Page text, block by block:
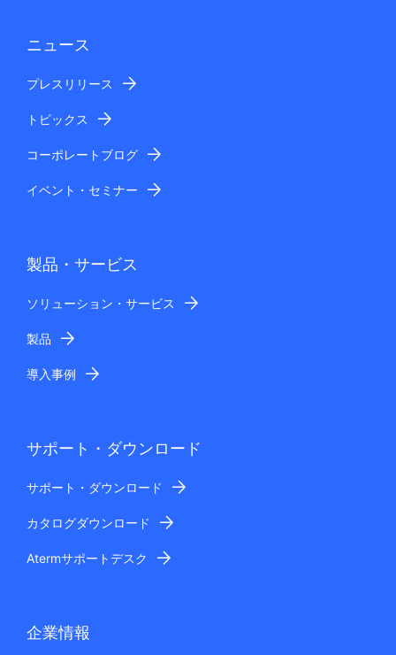
ニュース
プレスリリース
トピックス
コーポレートブログ
イベント・セミナー
製品・サービス
ソリューション・サービス
製品
導入事例
サポート・ダウンロード
サポート・ダウンロード
カタログダウンロード
Atermサポートデスク
企業情報